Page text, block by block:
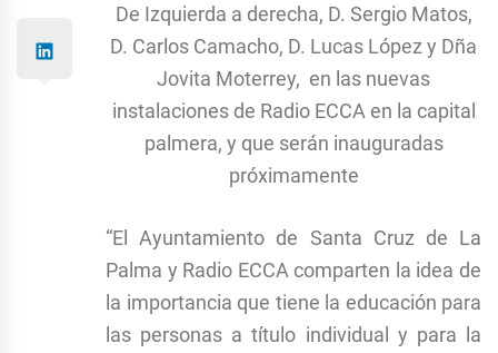
De Izquierda a derecha, D. Sergio Matos,
D. Carlos Camacho, D. Lucas López y Dña
Jovita Moterrey, en las nuevas
instalaciones de Radio ECCA en la capital
palmera, y que serán inauguradas
próximamente
“El Ayuntamiento de Santa Cruz de La
Palma y Radio ECCA comparten la idea de
la importancia que tiene la educación para
las personas a título individual y para la